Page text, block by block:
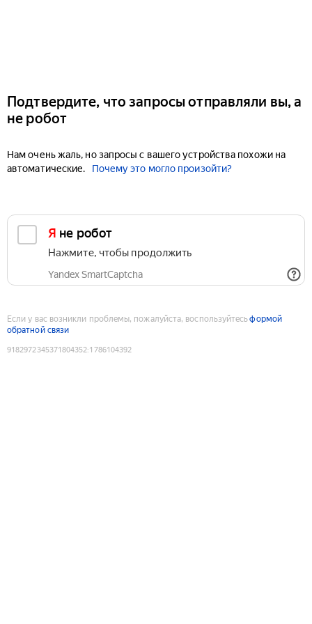
Подтвердите, что запросы отправляли вы, а
не робот
Нам очень жаль, но запросы с вашего устройства похожи на
автоматические.
Почему это могло произойти?
Я не робот
Нажмите, чтобы продолжить
Yandex SmartCaptcha
Если у вас возникли проблемы, пожалуйста, воспользуйтесьформой
обратной связи
9182972345371804352:1786104392